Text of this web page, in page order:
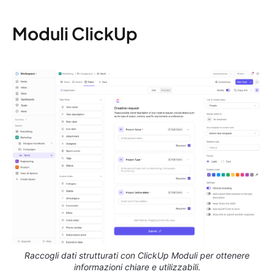
Moduli ClickUp
Raccogli dati strutturati con ClickUp Moduli per ottenere
informazioni chiare e utilizzabili.